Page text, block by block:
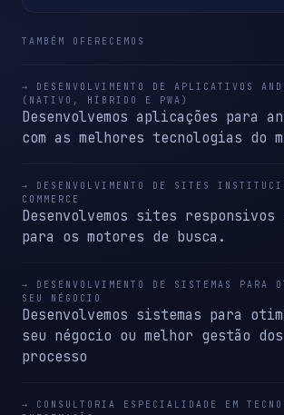
TAMBÉM OFERECEMOS
→ DESENVOLVIMENTO DE APLICATIVOS
(NATIVO, HÍBRIDO E PWA)
Desenvolvemos aplicações para
com as melhores tecnologias do
→ DESENVOLVIMENTO DE SITES
COMMERCE
Desenvolvemos sites
para os motores de busca.
→ DESENVOLVIMENTO DE SISTEMAS PARA
SEU NÉGOCIO
Desenvolvemos sistemas para
seu négocio ou melhor gestão
processo
→ CONSULTORIA ESPECIALIDADE EM